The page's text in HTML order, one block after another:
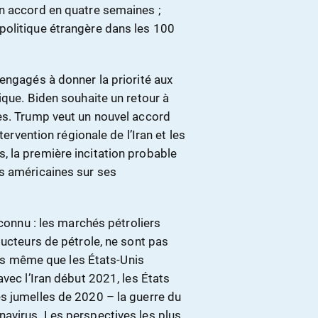
accord en quatre semaines ;
étrangère dans les 100
à donner la priorité aux
Biden souhaite un retour à
Trump veut un nouvel accord
régionale de l’Iran et les
la première incitation probable
américaines sur ses
: les marchés pétroliers
de pétrole, ne sont pas
même que les États-Unis
l’Iran début 2021, les États
jumelles de 2020 – la guerre du